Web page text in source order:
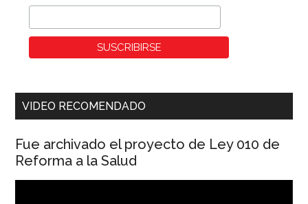
VIDEO RECOMENDADO
Fue archivado el proyecto de Ley 010 de
Reforma a la Salud